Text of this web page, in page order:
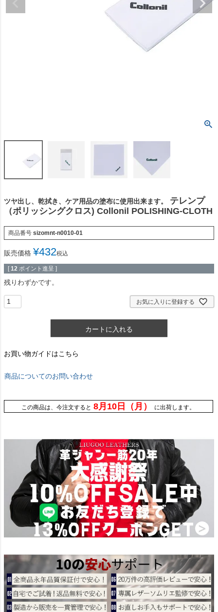
ツヤ出し、乾拭き、ケア用品の塗布に使用出来ます。
テレンプ
（ポリッシングクロス) Collonil POLISHING-CLOTH
商品番号 sizomnt-n0010-01
販売価格 ¥432税込
[ 12 ポイント進呈 ]
残りわずかです。
お気に入りに登録する
カートに入れる
お買い物ガイドはこちら
商品についてのお問い合わせ